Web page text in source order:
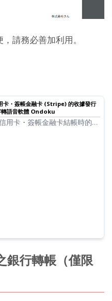
請務必善加利用。
卡・簽帳金融卡 (Stripe) 的收據發行
轉語音軟體 Ondoku
用卡・簽帳金融卡結帳時的收
銀行轉帳（僅限